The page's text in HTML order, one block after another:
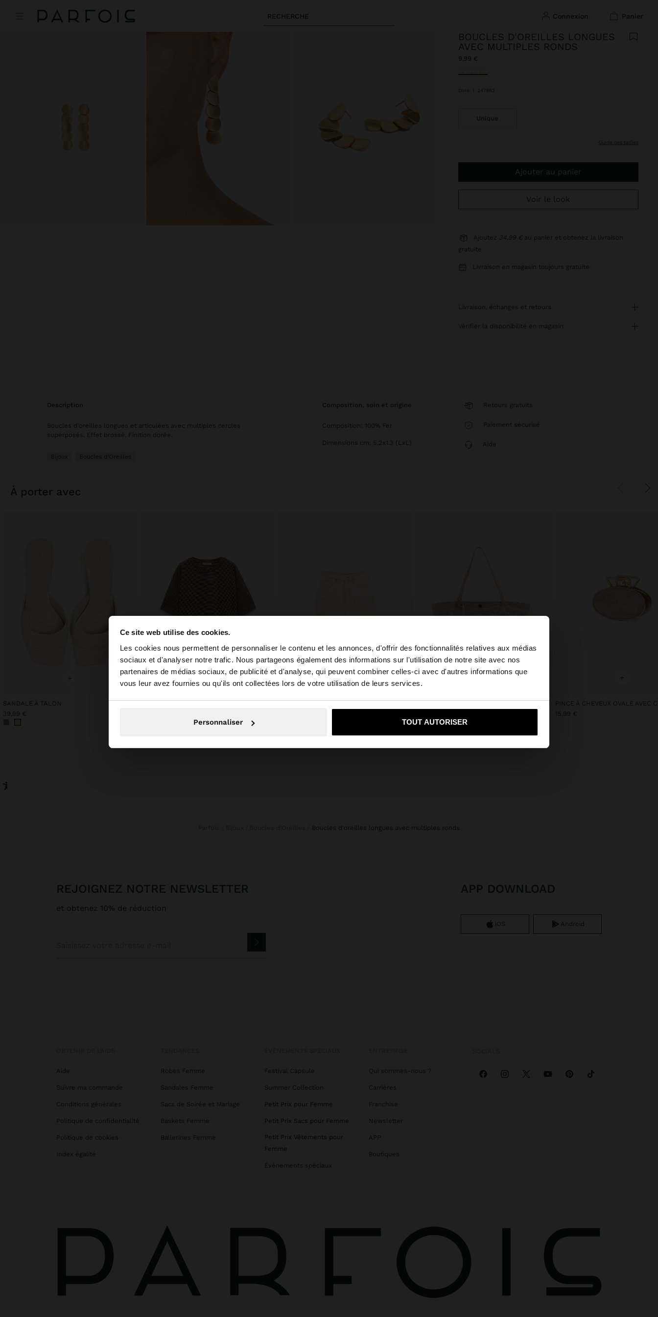
Ce site web utilise des cookies.
Les cookies nous permettent de personnaliser le contenu et les annonces, d'offrir des fonctionnalités relatives aux médias
sociaux et d'analyser notre trafic. Nous partageons également des informations sur l'utilisation de notre site avec nos
partenaires de médias sociaux, de publicité et d'analyse, qui peuvent combiner celles-ci avec d'autres informations que
vous leur avez fournies ou qu'ils ont collectées lors de votre utilisation de leurs services.
Personnaliser TOUT AUTORISER
RECHERCHE connexion panier
bonjour ×
Vous accédez au site depuis France. Voulez-vous parcourir notre site au United States?
Non, je souhaite rester sur France Oui, dirigez-moi vers United States
BOUCLES D'OREILLES LONGUES
AVEC MULTIPLES RONDS
9,99 €
sélectionné(s)
Doré 247862
Unique
guide des tailles
Ajouter au panier
Voir le look
Ajoutez 34,99 € au panier et obtenez la livraison
gratuite
Livraison en magasin toujours gratuite
livraison, échanges et retours
vérifier la disponibilité en magasin
description
Boucles d'oreilles longues et articulées avec multiples cercles
superposés. Effet brossé. Finition dorée.
Bijoux Boucles d'Oreilles
composition, soin et origine
Composition: 100% Fer
Dimensions cm: 5.2x1.3 (LxL)
Retours gratuits
Paiement sécurisé
Aide
à porter avec
+
SANDALE À TALON
39,99 €
T-SHIRT EN COTON AVEC RAYURES
Online Exclusive
SAC SHOPPER EN TOILE AVEC PENDENTIF
+
15,99 €
boucles d'oreilles longues avec multiples ronds
REJOIGNEZ NOTRE NEWSLETTER
et obtenez 10% de réduction
APP DOWNLOAD
iOS Android
Aide
Suivre ma commande
Conditions générales
Politique de confidentialité
Politique de cookies
Index égalité
Robes Femme
Sandales Femme
Sacs de Soirée et Mariage
Baskets Femme
Ballerines Femme
Festival Capsule
Summer Collection
Petit Prix pour Femme
Petit Prix Sacs pour Femme
Petit Prix Vêtements pour
Femme
Événements spéciaux
Qui sommes-nous ?
Carrières
Franchise
Newsletter
APP
Boutiques